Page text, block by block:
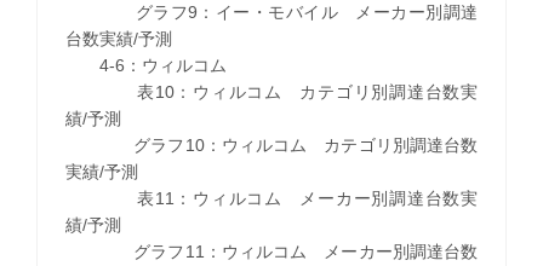
グラフ9：イー・モバイル メーカー別調達
台数実績/予測
4-6：ウィルコム
表10：ウィルコム カテゴリ別調達台数実
績/予測
グラフ10：ウィルコム カテゴリ別調達台数
実績/予測
表11：ウィルコム メーカー別調達台数実
績/予測
グラフ11：ウィルコム メーカー別調達台数